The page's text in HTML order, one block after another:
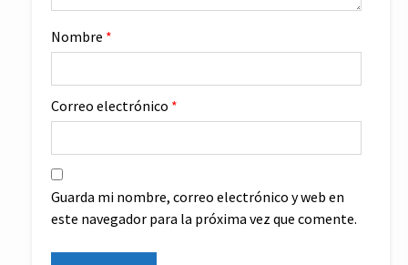
Nombre *
Correo electrónico *
Guarda mi nombre, correo electrónico y web en
este navegador para la próxima vez que comente.